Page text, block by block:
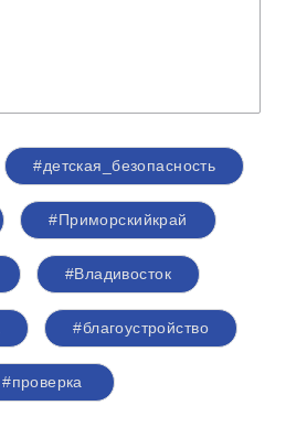
#детская_безопасность
#Приморскийкрай
#Владивосток
#благоустройство
#проверка